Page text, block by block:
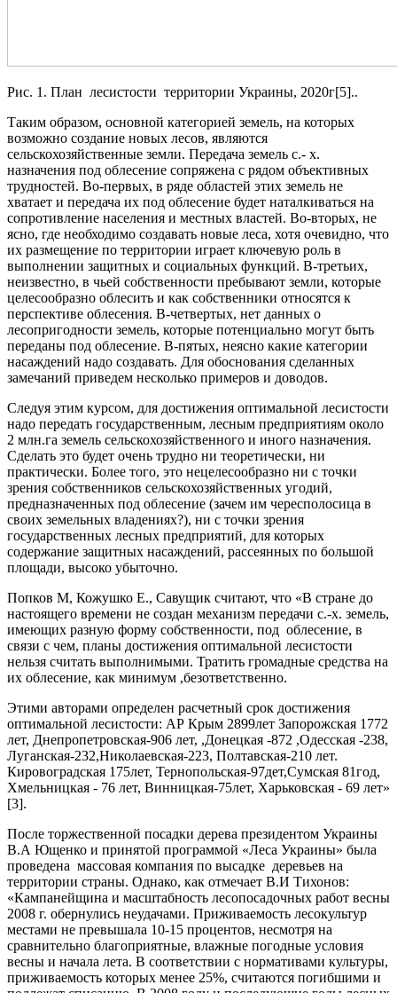
Рис. 1. План лесистости территории Украины, 2020г[5]..
Таким образом, основной категорией земель, на которых
возможно создание новых лесов, являются
сельскохозяйственные земли. Передача земель с.- х.
назначения под облесение сопряжена с рядом объективных
трудностей. Во-первых, в ряде областей этих земель не
хватает и передача их под облесение будет наталкиваться на
сопротивление населения и местных властей. Во-вторых, не
ясно, где необходимо создавать новые леса, хотя очевидно, что
их размещение по территории играет ключевую роль в
выполнении защитных и социальных функций. В-третьих,
неизвестно, в чьей собственности пребывают земли, которые
целесообразно облесить и как собственники относятся к
перспективе облесения. В-четвертых, нет данных о
лесопригодности земель, которые потенциально могут быть
переданы под облесение. В-пятых, неясно какие категории
насаждений надо создавать. Для обоснования сделанных
замечаний приведем несколько примеров и доводов.
Следуя этим курсом, для достижения оптимальной лесистости
надо передать государственным, лесным предприятиям около
2 млн.га земель сельскохозяйственного и иного назначения.
Сделать это будет очень трудно ни теоретически, ни
практически. Более того, это нецелесообразно ни с точки
зрения собственников сельскохозяйственных угодий,
предназначенных под облесение (зачем им чересполосица в
своих земельных владениях?), ни с точки зрения
государственных лесных предприятий, для которых
содержание защитных насаждений, рассеянных по большой
площади, высоко убыточно.
Попков М, Кожушко Е., Савущик считают, что «В стране до
настоящего времени не создан механизм передачи с.-х. земель,
имеющих разную форму собственности, под облесение, в
связи с чем, планы достижения оптимальной лесистости
нельзя считать выполнимыми. Тратить громадные средства на
их облесение, как минимум ,безответственно.
Этими авторами определен расчетный срок достижения
оптимальной лесистости: АР Крым 2899лет Запорожская 1772
лет, Днепропетровская-906 лет, ,Донецкая -872 ,Одесская -238,
Луганская-232,Николаевская-223, Полтавская-210 лет.
Кировоградская 175лет, Тернопольская-97дет,Сумская 81год,
Хмельницкая - 76 лет, Винницкая-75лет, Харьковская - 69 лет»
[3].
После торжественной посадки дерева президентом Украины
В.А Ющенко и принятой программой «Леса Украины» была
проведена массовая компания по высадке деревьев на
территории страны. Однако, как отмечает В.И Тихонов:
«Кампанейщина и масштабность лесопосадочных работ весны
2008 г. обернулись неудачами. Приживаемость лесокультур
местами не превышала 10-15 процентов, несмотря на
сравнительно благоприятные, влажные погодные условия
весны и начала лета. В соответствии с нормативами культуры,
приживаемость которых менее 25%, считаются погибшими и